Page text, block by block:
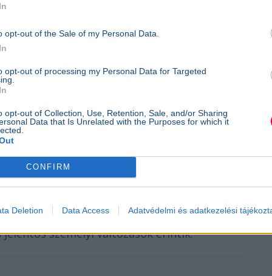
opt-out of the Sale of my Personal Data.
opt-out of processing my Personal Data for Targeted
opt-out of Collection, Use, Retention, Sale, and/or Sharing
Data that Is Unrelated with the Purposes for which it
CONFIRM
Deletion Data Access Adatvédelmi és adatkezelési
számoltak be
méltók, hogy a Megafont működtető
bevétel érkezett. A Media1 értékelése
a korábbi finanszírozási források
a szervezet kommunikátorok és
olyan szereplők is megjelentek a
Deák Dániel
Együttműködés Rendszeréhez kötődő
A lap szerint aMediaworks, aMandiner, a
személyi változások érintik.